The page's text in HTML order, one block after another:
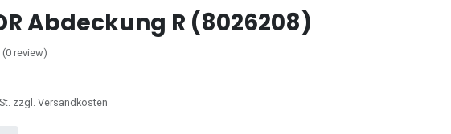
Abdeckung R (8026208)
(0 review)
zzgl. Versandkosten